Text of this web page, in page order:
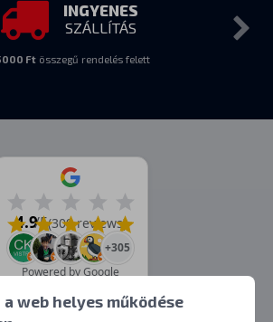
INGYENES
SZÁLLÍTÁS
Ft összegű rendelés felett
4.9/5(309 reviews)
+305
Powered by Google
a web helyes működése